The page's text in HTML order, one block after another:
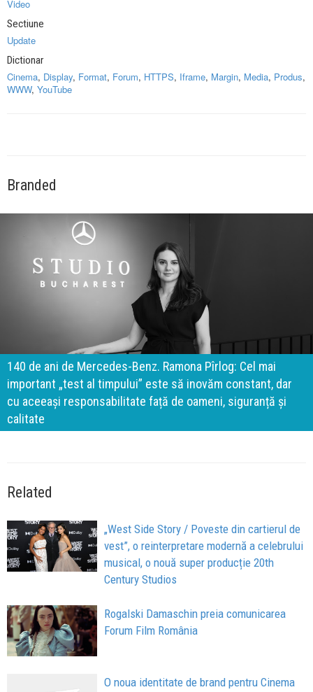
Video
Sectiune
Update
Dictionar
Cinema, Display, Format, Forum, HTTPS, Iframe, Margin, Media, Produs,
WWW, YouTube
Branded
140 de ani de Mercedes-Benz. Ramona Pîrlog: Cel mai
important „test al timpului” este să inovăm constant, dar
cu aceeași responsabilitate față de oameni, siguranță și
calitate
Related
„West Side Story / Poveste din cartierul de
vest”, o reinterpretare modernă a celebrului
musical, o nouă super producție 20th
Century Studios
Rogalski Damaschin preia comunicarea
Forum Film România
O noua identitate de brand pentru Cinema